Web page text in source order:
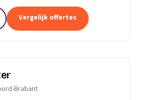
in elke vorm....
Vergelijk offertes
Brabant